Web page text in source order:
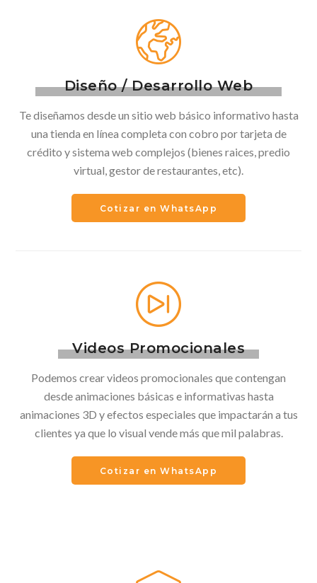
Diseño / Desarrollo Web
Te diseñamos desde un sitio web básico informativo hasta
una tienda en línea completa con cobro por tarjeta de
crédito y sistema web complejos (bienes raices, predio
virtual, gestor de restaurantes, etc).
Cotizar en WhatsApp
Videos Promocionales
Podemos crear videos promocionales que contengan
desde animaciones básicas e informativas hasta
animaciones 3D y efectos especiales que impactarán a tus
clientes ya que lo visual vende más que mil palabras.
Cotizar en WhatsApp